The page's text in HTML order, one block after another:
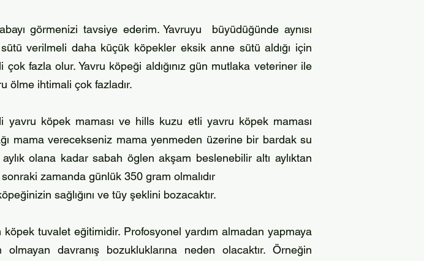
görmenizi tavsiye ederim. Yavruyu büyüdüğünde aynısı
verilmeli daha küçük köpekler eksik anne sütü aldığı için
çok fazla olur. Yavru köpeği aldığınız gün mutlaka veteriner ile
ölme ihtimali çok fazladır.
köpek maması ve hills kuzu etli yavru köpek maması
mama verecekseniz mama yenmeden üzerine bir bardak su
olana kadar sabah öglen akşam beslenebilir altı aylıktan
zamanda günlük 350 gram olmalıdır
sağlığını ve tüy şeklini bozacaktır.
tuvalet eğitimidir. Profosyonel yardım almadan yapmaya
davranış bozukluklarına neden olacaktır. Örneğin